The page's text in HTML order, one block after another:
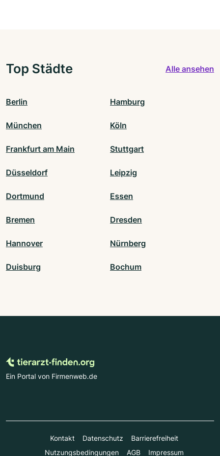
Top Städte Alle ansehen
Berlin Hamburg
München Köln
Frankfurt am Main Stuttgart
Düsseldorf Leipzig
Dortmund Essen
Bremen Dresden
Hannover Nürnberg
Duisburg Bochum
Ein Portal von Firmenweb.de
Kontakt Datenschutz
Barrierefreiheit
Nutzungsbedingungen
AGB Impressum